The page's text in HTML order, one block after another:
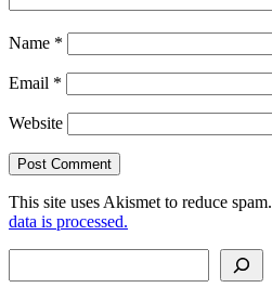
Name *
Email *
Website
This site uses Akismet to reduce spam.
data is processed.